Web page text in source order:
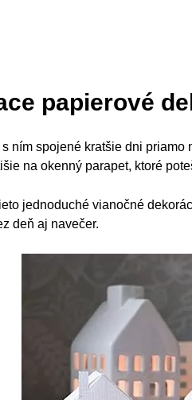
papierové
ním spojené kratšie dni
na okenný parapet, ktoré
jednoduché vianočné
deň aj navečer.